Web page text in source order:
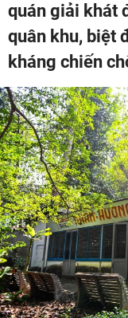
quán giải khát
quân khu, biệt
kháng chiến